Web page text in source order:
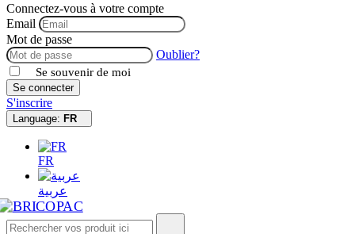
Connectez-vous à votre compte
Email
Mot de passe
Oublier?
Se souvenir de moi
Se connecter
S'inscrire
Language: FR
FR
عربية